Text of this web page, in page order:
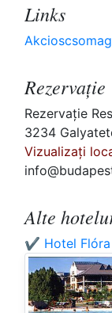
Links
Rezervaţie
Rezervaţie
3234
Vizualizați
Alte
✔️ Hotel